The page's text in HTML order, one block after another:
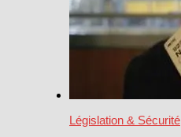
Législation & Sécurité